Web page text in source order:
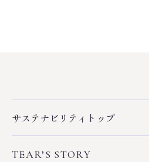
サステナビリティトップ
TEAR’S STORY